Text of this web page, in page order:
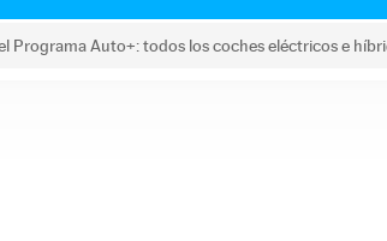
Programa Auto+: todos los coches eléctricos e